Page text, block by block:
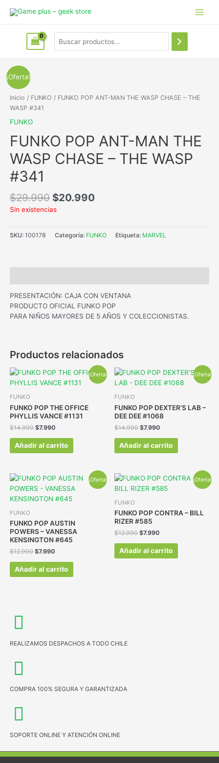
¡Oferta!
Inicio / FUNKO / FUNKO POP ANT-MAN THE WASP CHASE – THE
WASP #341
FUNKO
FUNKO POP ANT-MAN THE
WASP CHASE – THE WASP
#341
$29.990 $20.990
Sin existencias
SKU: 100178 Categoría: FUNKO Etiqueta: MARVEL
PRESENTACIÓN: CAJA CON VENTANA
PRODUCTO OFICIAL FUNKO POP
PARA NIÑOS MAYORES DE 5 AÑOS Y COLECCIONISTAS.
Productos relacionados
¡Oferta!
FUNKO
FUNKO POP THE OFFICE
PHYLLIS VANCE #1131
$14.990 $7.990
Añadir al carrito
¡Oferta!
FUNKO
FUNKO POP DEXTER’S LAB –
DEE DEE #1068
$14.990 $7.990
Añadir al carrito
¡Oferta!
FUNKO
FUNKO POP AUSTIN
POWERS – VANESSA
KENSINGTON #645
$12.990 $7.990
Añadir al carrito
¡Oferta!
FUNKO
FUNKO POP CONTRA – BILL
RIZER #585
$12.990 $7.990
Añadir al carrito
REALIZAMOS DESPACHOS A TODO CHILE
COMPRA 100% SEGURA Y GARANTIZADA
SOPORTE ONLINE Y ATENCIÓN ONLINE